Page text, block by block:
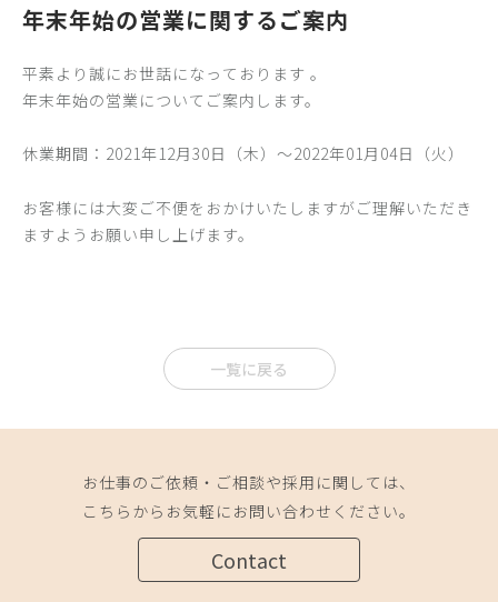
年末年始の営業に関するご案内
平素より誠にお世話になっております 。
年末年始の営業についてご案内します。
休業期間：2021年12月30日（木）～2022年01月04日（火）
お客様には大変ご不便をおかけいたしますがご理解いただき
ますようお願い申し上げます。
一覧に戻る
お仕事のご依頼・ご相談や採用に関しては、
こちらからお気軽にお問い合わせください。
Contact